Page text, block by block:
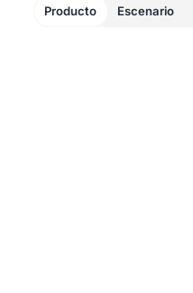
Producto Escenario